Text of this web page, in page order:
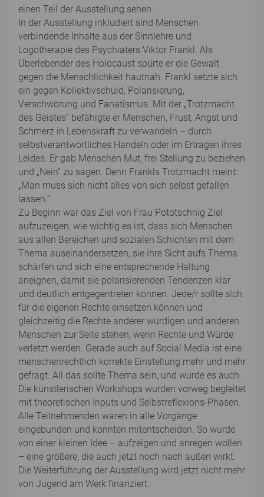
einen Teil der Ausstellung sehen.
In der Ausstellung inkludiert sind Menschen
verbindende Inhalte aus der Sinnlehre und
Logotherapie des Psychiaters Viktor Frankl. Als
Überlebender des Holocaust spürte er die Gewalt
gegen die Menschlichkeit hautnah. Frankl setzte sich
ein gegen Kollektivschuld, Polarisierung,
Verschwörung und Fanatismus. Mit der „Trotzmacht
des Geistes“ befähigte er Menschen, Frust, Angst und
Schmerz in Lebenskraft zu verwandeln – durch
selbstverantwortliches Handeln oder im Ertragen ihres
Leides. Er gab Menschen Mut, frei Stellung zu beziehen
und „Nein“ zu sagen. Denn Frankls Trotzmacht meint:
„Man muss sich nicht alles von sich selbst gefallen
lassen.“
Zu Beginn war das Ziel von Frau Pototschnig Ziel
aufzuzeigen, wie wichtig es ist, dass sich Menschen
aus allen Bereichen und sozialen Schichten mit dem
Thema auseinandersetzen, sie ihre Sicht aufs Thema
schärfen und sich eine entsprechende Haltung
aneignen, damit sie polarisierenden Tendenzen klar
und deutlich entgegentreten können. Jede/r sollte sich
für die eigenen Rechte einsetzen können und
gleichzeitig die Rechte anderer würdigen und anderen
Menschen zur Seite stehen, wenn Rechte und Würde
verletzt werden. Gerade auch auf Social Media ist eine
menschenrechtlich korrekte Einstellung mehr und mehr
gefragt. All das sollte Thema sein, und wurde es auch.
Die künstlerischen Workshops wurden vorweg begleitet
mit theoretischen Inputs und Selbstreflexions-Phasen.
Alle Teilnehmenden waren in alle Vorgänge
eingebunden und konnten mitentscheiden. So wurde
von einer kleinen Idee – aufzeigen und anregen wollen
– eine größere, die auch jetzt noch nach außen wirkt.
Die Weiterführung der Ausstellung wird jetzt nicht mehr
von Jugend am Werk finanziert.